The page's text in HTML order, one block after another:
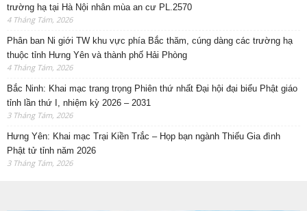
trường hạ tại Hà Nội nhân mùa an cư PL.2570
4 Tháng Tám, 2026
Phân ban Ni giới TW khu vực phía Bắc thăm, cúng dàng các trường hạ
thuộc tỉnh Hưng Yên và thành phố Hải Phòng
4 Tháng Tám, 2026
Bắc Ninh: Khai mạc trang trọng Phiên thứ nhất Đại hội đại biểu Phật giáo
tỉnh lần thứ I, nhiệm kỳ 2026 – 2031
3 Tháng Tám, 2026
Hưng Yên: Khai mạc Trại Kiền Trắc – Họp bạn ngành Thiếu Gia đình
Phật tử tỉnh năm 2026
3 Tháng Tám, 2026